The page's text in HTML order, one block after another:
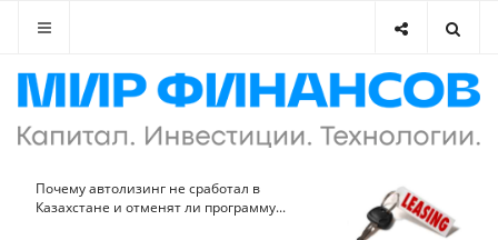
Почему автолизинг не сработал в
Казахстане и отменят ли программу...